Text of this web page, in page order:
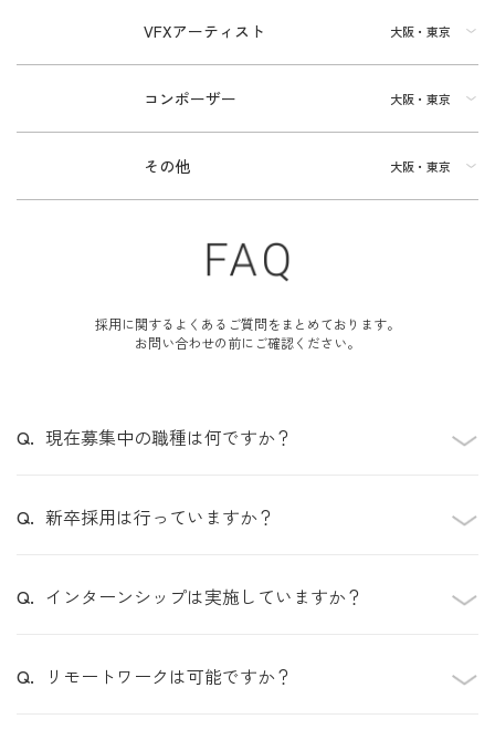
VFXアーティスト 大阪・東京
コンポーザー 大阪・東京
その他 大阪・東京
採用に関するよくあるご質問をまとめております。
お問い合わせの前にご確認ください。
現在募集中の職種は何ですか？
新卒採用は行っていますか？
インターンシップは実施していますか？
リモートワークは可能ですか？